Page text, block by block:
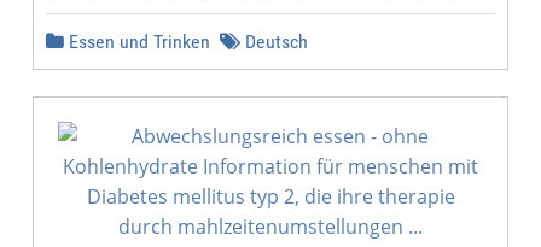
Essen und Trinken Deutsch